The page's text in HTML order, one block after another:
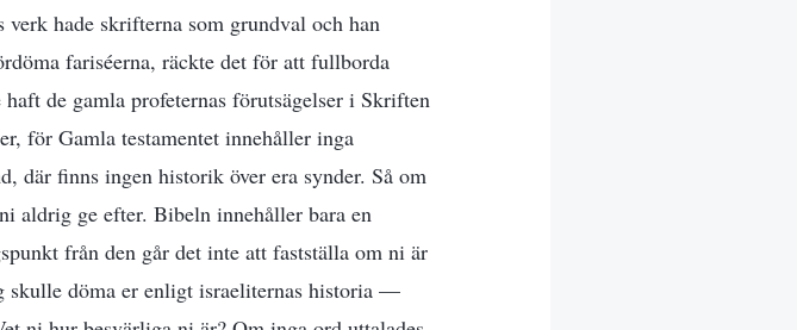
hade skrifterna som grundval och han
fariséerna, räckte det för att fullborda
de gamla profeternas förutsägelser i Skriften
för Gamla testamentet innehåller inga
där finns ingen historik över era synder. Så om
aldrig ge efter. Bibeln innehåller bara en
från den går det inte att fastställa om ni är
skulle döma er enligt israeliternas historia —